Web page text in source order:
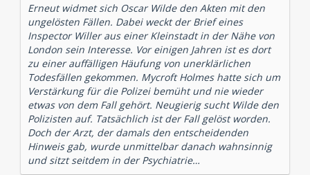
Erneut widmet sich Oscar Wilde den Akten mit den
ungelösten Fällen. Dabei weckt der Brief eines
Inspector Willer aus einer Kleinstadt in der Nähe von
London sein Interesse. Vor einigen Jahren ist es dort
zu einer auffälligen Häufung von unerklärlichen
Todesfällen gekommen. Mycroft Holmes hatte sich um
Verstärkung für die Polizei bemüht und nie wieder
etwas von dem Fall gehört. Neugierig sucht Wilde den
Polizisten auf. Tatsächlich ist der Fall gelöst worden.
Doch der Arzt, der damals den entscheidenden
Hinweis gab, wurde unmittelbar danach wahnsinnig
und sitzt seitdem in der Psychiatrie…